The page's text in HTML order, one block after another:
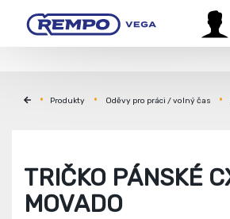
Produkty Oděvy pro práci / volný čas
TRIČKO PÁNSKÉ
MOVADO